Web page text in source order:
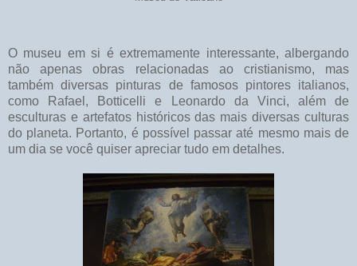
O museu em si é extremamente interessante, albergando
não apenas obras relacionadas ao cristianismo, mas
também diversas pinturas de famosos pintores italianos,
como Rafael, Botticelli e Leonardo da Vinci, além de
esculturas e artefatos históricos das mais diversas culturas
do planeta. Portanto, é possível passar até mesmo mais de
um dia se você quiser apreciar tudo em detalhes.